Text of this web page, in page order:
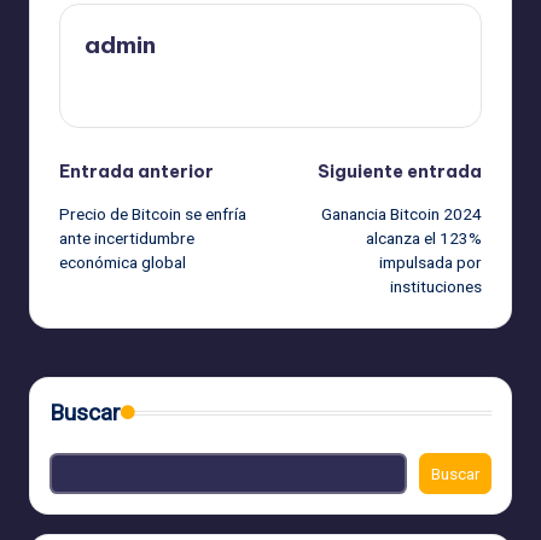
admin
Navegación
de
entradas
Entrada anterior
Precio de Bitcoin se enfría
ante incertidumbre
económica global
Siguiente entrada
Ganancia Bitcoin 2024
alcanza el 123%
impulsada por
instituciones
Buscar
Buscar